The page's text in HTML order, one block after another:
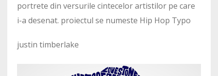
portrete din versurile cintecelor artistilor pe care
i-a desenat. proiectul se numeste Hip Hop Typo
justin timberlake